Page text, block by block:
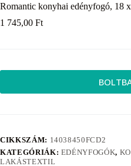
Romantic konyhai edényfogó, 18
1 745,00 Ft
CIKKSZÁM: 14038450FCD2
KATEGÓRIÁK: EDÉNYFOGÓK,
LAKÁSTEXTIL